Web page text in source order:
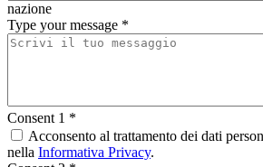
nazione
Type your message *
Consent 1 *
Acconsento al trattamento dei dati
nella Informativa Privacy.